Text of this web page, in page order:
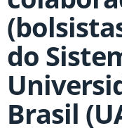
do
Brasil